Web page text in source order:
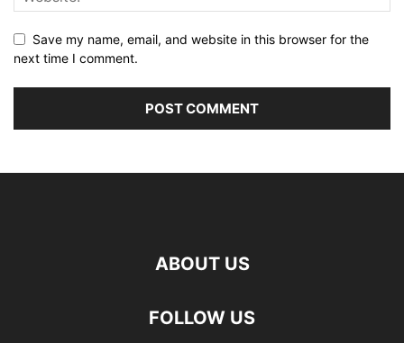
Save my name, email, and website in this browser for the
next time I comment.
ABOUT US
FOLLOW US